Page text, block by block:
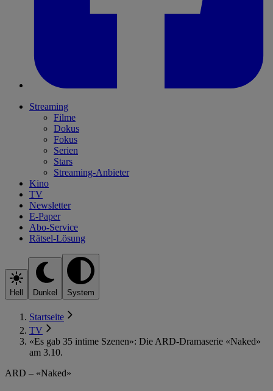
Streaming
Filme
Dokus
Fokus
Serien
Stars
Streaming-Anbieter
Kino
TV
Newsletter
E-Paper
Abo-Service
Rätsel-Lösung
Hell Dunkel System
Startseite
TV
«Es gab 35 intime Szenen»: Die ARD-Dramaserie «Naked»
am 3.10.
ARD – «Naked»